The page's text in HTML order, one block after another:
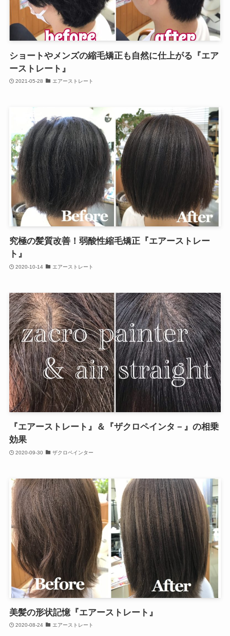
ショートやメンズの縮毛矯正も自然に仕上がる『エア
ーストレート』
2021-05-28 エアーストレート
究極の髪質改善！弱酸性縮毛矯正『エアーストレー
ト』
2020-10-14 エアーストレート
『エアーストレート』＆『ザクロペインタ－』の相乗
効果
2020-09-30 ザクロペインター
美髪の形状記憶『エアーストレート』
2020-08-24 エアーストレート